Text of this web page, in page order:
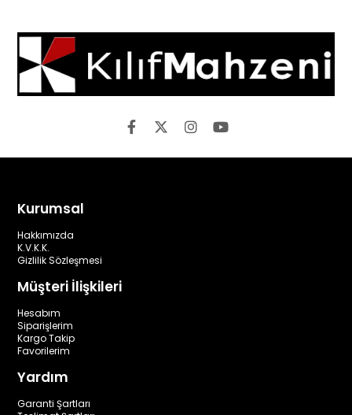
Kurumsal
Hakkımızda
K.V.K.K.
Gizlilik Sözleşmesi
Müşteri İlişkileri
Hesabım
Siparişlerim
Kargo Takip
Favorilerim
Yardım
Garanti Şartları